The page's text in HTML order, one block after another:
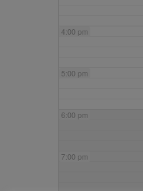
4:00 pm
5:00 pm
6:00 pm
7:00 pm